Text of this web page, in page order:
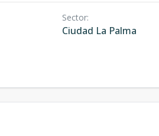
Sector:
Ciudad La Palma